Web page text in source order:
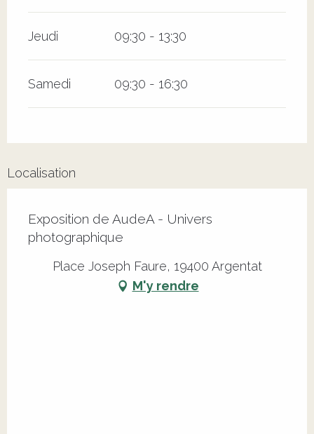
Jeudi 09:30 - 13:30
Samedi 09:30 - 16:30
Localisation
Exposition de AudeA - Univers
photographique
Place Joseph Faure, 19400 Argentat
M'y rendre